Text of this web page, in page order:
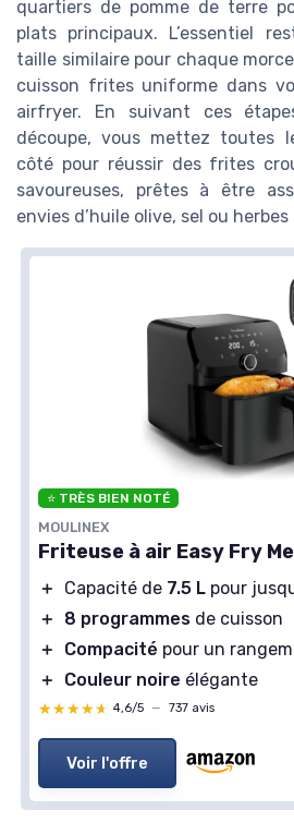
quartiers de pomme de terre
plats principaux. L’essentiel
taille similaire pour chaque
cuisson frites uniforme dans
airfryer. En suivant ces
découpe, vous mettez toutes
côté pour réussir des frites
savoureuses, prêtes à être
envies d’huile olive, sel ou
⭐ TRÈS BIEN NOTÉ
MOULINEX
Friteuse à air Easy Fry
＋ Capacité de 7.5 L pour
＋
8 programmes de cuisson
＋
Compacité pour un
＋
Couleur noire élégante
★★★★★
★★★★★ 4,6/5 — 737 avis
Voir l'offre